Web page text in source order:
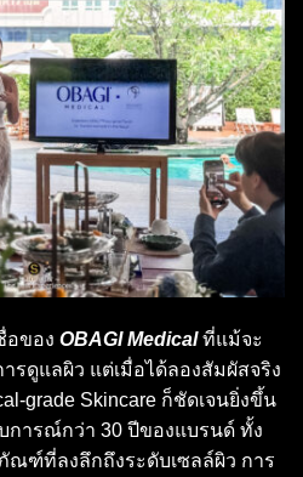
อของ OBAGI Medicalที่แม้จะ
รดูแลผิว แต่เมื่อได้ลองสัมผัสจริง
grade Skincare ก็ชัดเจนยิ่งขึ้น
ารณ์กว่า 30 ปีของแบรนด์ ทั้ง
ฑ์ที่ลงลึกถึงระดับเซลล์ผิว การ